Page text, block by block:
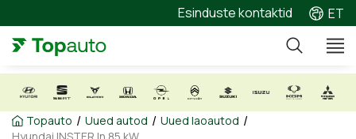
Esinduste kontaktid ET
Topauto / Uued autod / Uued laoautod /